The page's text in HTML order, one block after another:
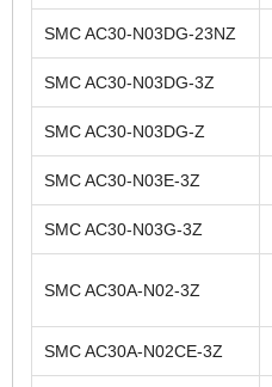
SMC AC30-N03DG-23NZ
SMC AC30-N03DG-3Z
SMC AC30-N03DG-Z
SMC AC30-N03E-3Z
SMC AC30-N03G-3Z
SMC AC30A-N02-3Z
SMC AC30A-N02CE-3Z